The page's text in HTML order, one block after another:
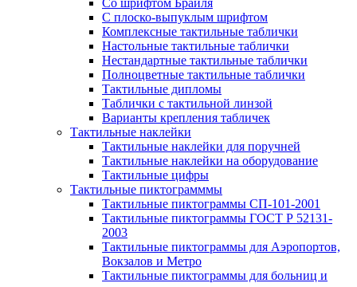
Со шрифтом Брайля
С плоско-выпуклым шрифтом
Комплексные тактильные таблички
Настольные тактильные таблички
Нестандартные тактильные таблички
Полноцветные тактильные таблички
Тактильные дипломы
Таблички с тактильной линзой
Варианты крепления табличек
Тактильные наклейки
Тактильные наклейки для поручней
Тактильные наклейки на оборудование
Тактильные цифры
Тактильные пиктограмммы
Тактильные пиктограммы СП-101-2001
Тактильные пиктограммы ГОСТ Р 52131-
2003
Тактильные пиктограммы для Аэропортов,
Вокзалов и Метро
Тактильные пиктограммы для больниц и